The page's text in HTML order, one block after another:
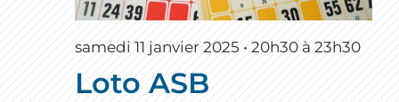
samedi 11 janvier 2025 • 20h30 à 23h30
Loto ASB